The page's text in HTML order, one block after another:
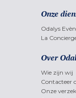
Onze
Odalys
La
Over
Wie zijn wij
Contacteer
Onze